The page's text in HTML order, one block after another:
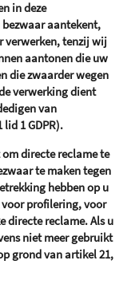
in deze
aantekent,
verwerken, tenzij wij
aantonen die uw
die zwaarder wegen
verwerking dient
van
1 GDPR).
directe reclame te
te maken tegen
hebben op u
voor profilering, voor
directe reclame. Als u
niet meer gebruikt
grond van artikel 21,